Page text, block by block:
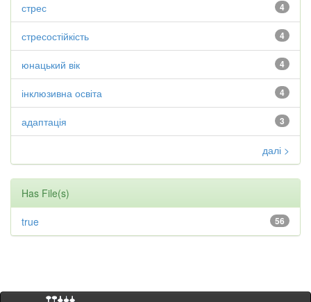
4
стрес
4
стресостійкість
4
юнацький вік
4
інклюзивна освіта
3
адаптація
далі >
Has File(s)
56
true